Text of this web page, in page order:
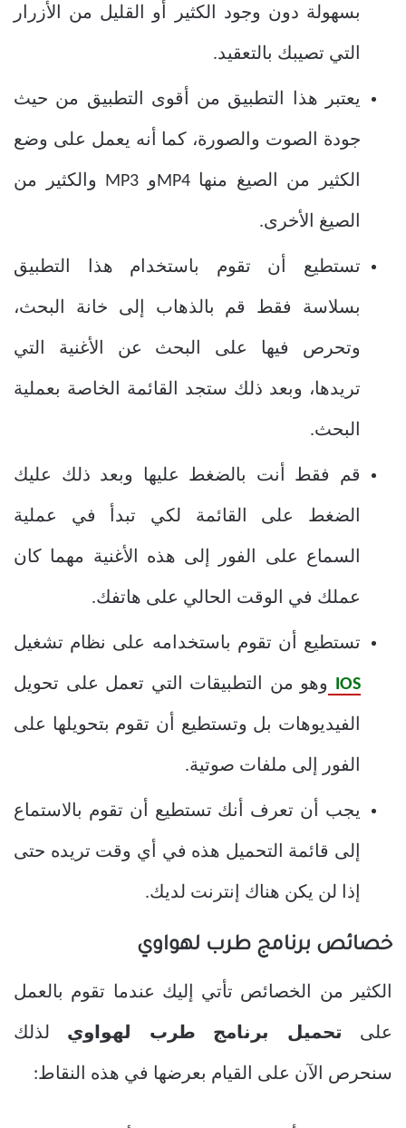
بسهولة دون وجود الكثير أو القليل من الأزرار
التي تصيبك بالتعقيد.
يعتبر هذا التطبيق من أقوى التطبيق من حيث
جودة الصوت والصورة، كما أنه يعمل على وضع
الكثير من الصيغ منها MP4و MP3 والكثير من
الصيغ الأخرى.
تستطيع أن تقوم باستخدام هذا التطبيق
بسلاسة فقط قم بالذهاب إلى خانة البحث،
وتحرص فيها على البحث عن الأغنية التي
تريدها، وبعد ذلك ستجد القائمة الخاصة بعملية
البحث.
قم فقط أنت بالضغط عليها وبعد ذلك عليك
الضغط على القائمة لكي تبدأ في عملية
السماع على الفور إلى هذه الأغنية مهما كان
عملك في الوقت الحالي على هاتفك.
تستطيع أن تقوم باستخدامه على نظام تشغيل
IOS وهو من التطبيقات التي تعمل على تحويل
الفيديوهات بل وتستطيع أن تقوم بتحويلها على
الفور إلى ملفات صوتية.
يجب أن تعرف أنك تستطيع أن تقوم بالاستماع
إلى قائمة التحميل هذه في أي وقت تريده حتى
إذا لن يكن هناك إنترنت لديك.
خصائص برنامج طرب لهواوي
الكثير من الخصائص تأتي إليك عندما تقوم بالعمل
على تحميل برنامج طرب لهواوي لذلك
سنحرص الآن على القيام بعرضها في هذه النقاط: